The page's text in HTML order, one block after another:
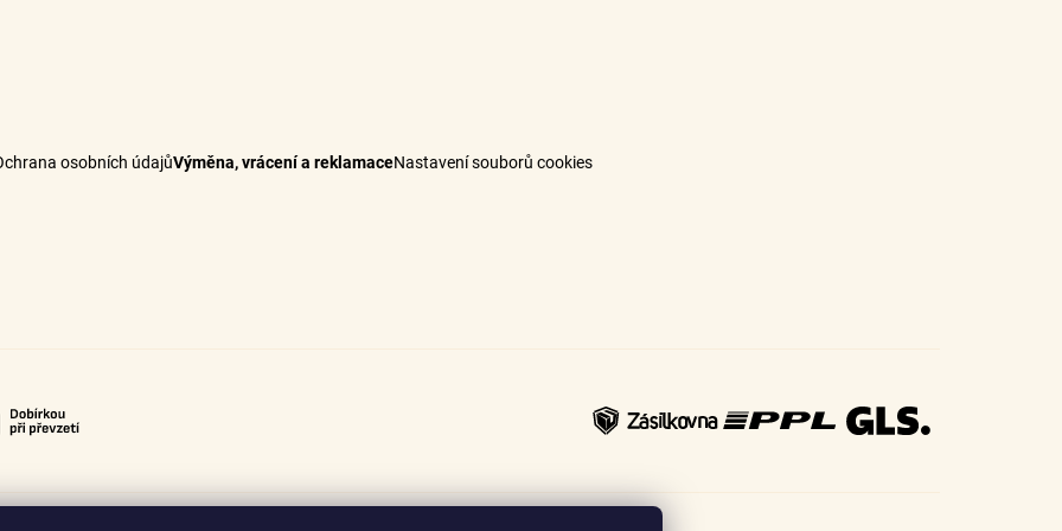
osobních údajůVýměna, vrácení a reklamaceNastavení souborů cookies